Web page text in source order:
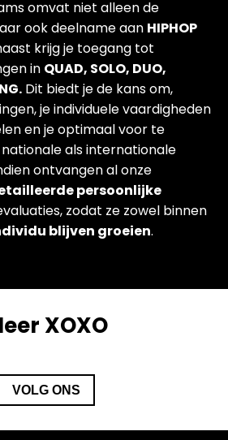
omvat niet alleen de
ook deelname aan HIPHOP
krijg je toegang tot
in QUAD, SOLO, DUO,
Dit biedt je de kans om,
je individuele vaardigheden
en je optimaal voor te
als internationale
ontvangen al onze
persoonlijke
zodat ze zowel binnen
blijven groeien.
XOXO
VOLG ONS